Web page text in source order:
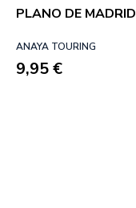
PLANO DE MADRID
ANAYA TOURING
9,95 €